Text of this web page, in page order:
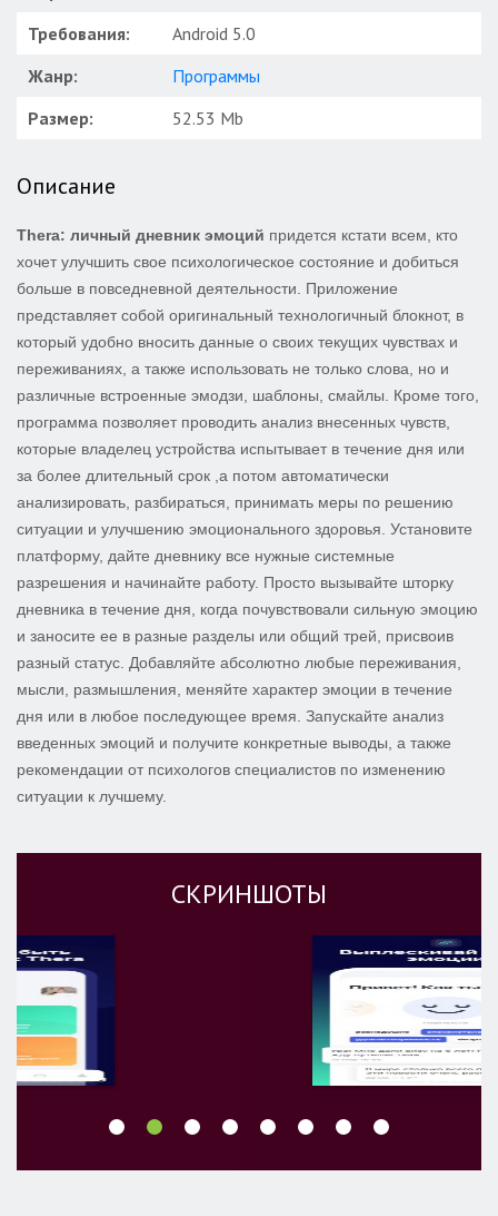
Требования:
Android 5.0
Жанр:
Программы
Размер:
52.53 Mb
Описание
Thera: личный дневник эмоций придется кстати всем, кто
хочет улучшить свое психологическое состояние и добиться
больше в повседневной деятельности. Приложение
представляет собой оригинальный технологичный блокнот, в
который удобно вносить данные о своих текущих чувствах и
переживаниях, а также использовать не только слова, но и
различные встроенные эмодзи, шаблоны, смайлы. Кроме того,
программа позволяет проводить анализ внесенных чувств,
которые владелец устройства испытывает в течение дня или
за более длительный срок ,а потом автоматически
анализировать, разбираться, принимать меры по решению
ситуации и улучшению эмоционального здоровья. Установите
платформу, дайте дневнику все нужные системные
разрешения и начинайте работу. Просто вызывайте шторку
дневника в течение дня, когда почувствовали сильную эмоцию
и заносите ее в разные разделы или общий трей, присвоив
разный статус. Добавляйте абсолютно любые переживания,
мысли, размышления, меняйте характер эмоции в течение
дня или в любое последующее время. Запускайте анализ
введенных эмоций и получите конкретные выводы, а также
рекомендации от психологов специалистов по изменению
ситуации к лучшему.
СКРИНШОТЫ